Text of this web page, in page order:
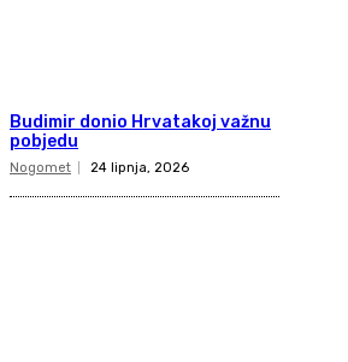
Budimir donio Hrvatakoj važnu
pobjedu
Nogomet 24 lipnja, 2026